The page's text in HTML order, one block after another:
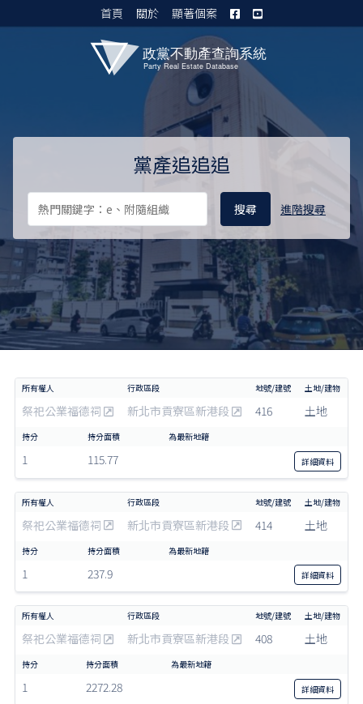
首頁 關於 顯著個案
黨產追追追
進階搜尋
祭祀公業福德祠 新北市貢寮區新港段 416 土地
1 115.77 詳細資料
祭祀公業福德祠 新北市貢寮區新港段 414 土地
1 237.9 詳細資料
祭祀公業福德祠 新北市貢寮區新港段 408 土地
1 2272.28 詳細資料